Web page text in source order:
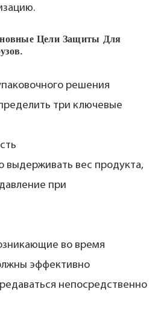
Цели Защиты Для
решения
три ключевые
выдерживать вес продукта,
при
во время
эффективно
непосредственно